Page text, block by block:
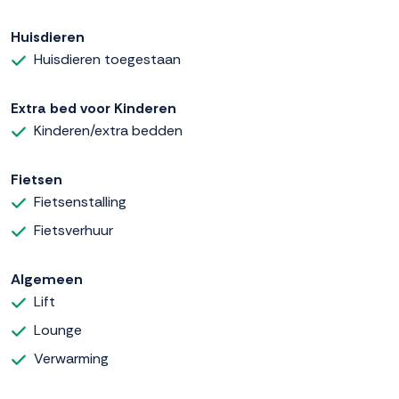
Huisdieren
Huisdieren toegestaan
Extra bed voor Kinderen
Kinderen/extra bedden
Fietsen
Fietsenstalling
Fietsverhuur
Algemeen
Lift
Lounge
Verwarming